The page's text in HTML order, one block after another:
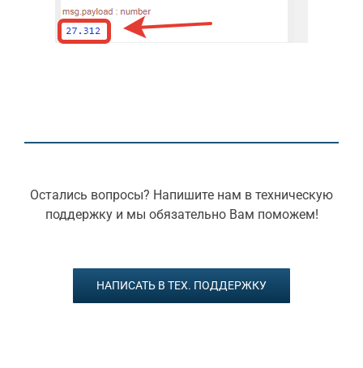
Остались вопросы? Напишите нам в техническую
поддержку и мы обязательно Вам поможем!
НАПИСАТЬ В ТЕХ. ПОДДЕРЖКУ